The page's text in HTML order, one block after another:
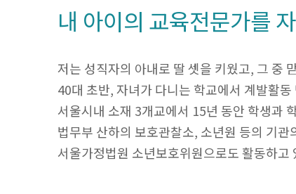
내 아이의 교육전문가를
저는 성직자의 아내로 딸 셋을 키웠고, 그 중
40대 초반, 자녀가 다니는 학교에서 계발활
서울시내 소재 3개교에서 15년 동안 학생과
법무부 산하의 보호관찰소, 소년원 등의 기
서울가정법원 소년보호위원으로도 활동하고